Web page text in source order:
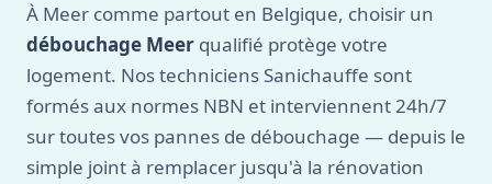
À Meer comme partout en Belgique, choisir un
débouchage Meer qualifié protège votre
logement. Nos techniciens Sanichauffe sont
formés aux normes NBN et interviennent 24h/7
sur toutes vos pannes de débouchage — depuis le
simple joint à remplacer jusqu'à la rénovation